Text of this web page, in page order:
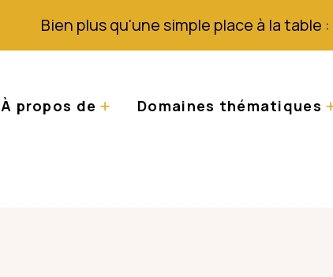
Bien plus qu'une simple place à la table
À propos de Domaines thématiques